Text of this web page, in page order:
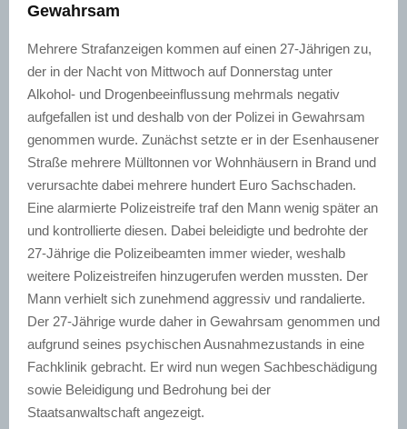
Gewahrsam
Mehrere Strafanzeigen kommen auf einen 27-Jährigen zu,
der in der Nacht von Mittwoch auf Donnerstag unter
Alkohol- und Drogenbeeinflussung mehrmals negativ
aufgefallen ist und deshalb von der Polizei in Gewahrsam
genommen wurde. Zunächst setzte er in der Esenhausener
Straße mehrere Mülltonnen vor Wohnhäusern in Brand und
verursachte dabei mehrere hundert Euro Sachschaden.
Eine alarmierte Polizeistreife traf den Mann wenig später an
und kontrollierte diesen. Dabei beleidigte und bedrohte der
27-Jährige die Polizeibeamten immer wieder, weshalb
weitere Polizeistreifen hinzugerufen werden mussten. Der
Mann verhielt sich zunehmend aggressiv und randalierte.
Der 27-Jährige wurde daher in Gewahrsam genommen und
aufgrund seines psychischen Ausnahmezustands in eine
Fachklinik gebracht. Er wird nun wegen Sachbeschädigung
sowie Beleidigung und Bedrohung bei der
Staatsanwaltschaft angezeigt.